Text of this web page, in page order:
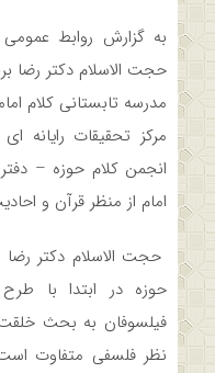
به گزارش روابط
حجت الاسلام دکتر رضا
مرکز تحقیقات رایانه
انجمن کلام حوزه – دفتر
امام از منظر قرآن و
حجت الاسلام دکتر رضا
حوزه در ابتدا با
فیلسوفان به بحث
نظر فلسفی متفاوت است.